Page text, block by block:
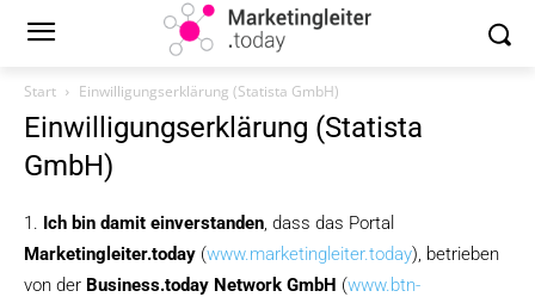
Start Einwilligungserklärung (Statista GmbH)
Einwilligungserklärung (Statista
GmbH)
1. Ich bin damit einverstanden, dass das Portal
Marketingleiter.today (www.marketingleiter.today), betrieben
von der Business.today Network GmbH (www.btn-